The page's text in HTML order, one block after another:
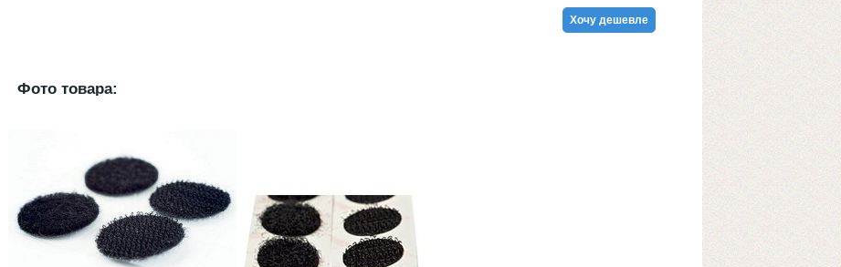
Фото товара: